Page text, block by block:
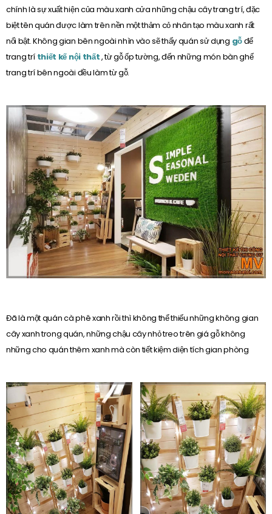
chính là sự xuất hiện của màu xanh cửa những chậu cây trang trí, đặc
biệt tên quán được làm trên nền một thảm cỏ nhân tạo màu xanh rất
nổi bật. Không gian bên ngoài nhìn vào sẽ thấy quán sử dụng gỗđể
trang trí thiết kế nội thất, từ gỗ ốp tường, đến những món bàn ghế
trang trí bên ngoài đều làm từ gỗ.
Đã là một quán cà phê xanh rồi thì không thể thiếu những không gian
cây xanh trong quán, những chậu cây nhỏ treo trên giá gỗ không
những cho quán thêm xanh mà còn tiết kiệm diện tích gian phòng